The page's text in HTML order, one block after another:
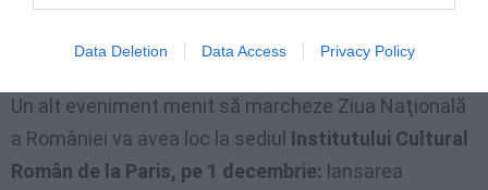
Data Deletion Data Access Privacy Policy
Enescu.
Un alt eveniment menit să marcheze Ziua Naţională
a României va avea loc la sediul Institutului Cultural
Român de la Paris, pe 1 decembrie: lansarea